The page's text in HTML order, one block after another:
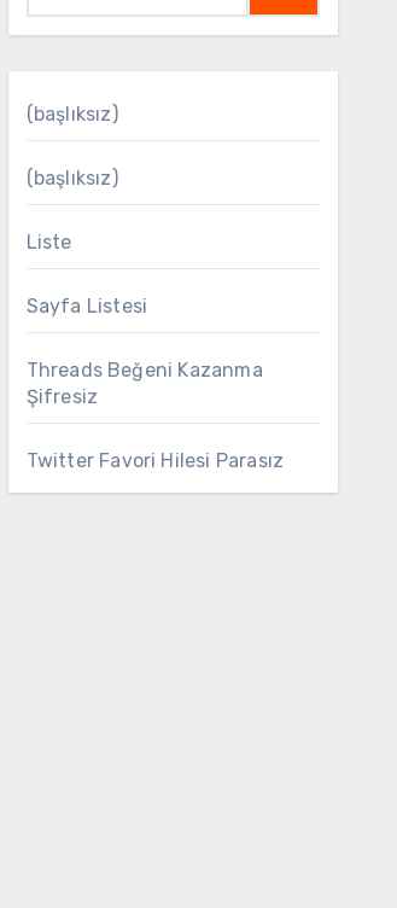
(başlıksız)
(başlıksız)
Liste
Sayfa Listesi
Threads Beğeni Kazanma
Şifresiz
Twitter Favori Hilesi Parasız